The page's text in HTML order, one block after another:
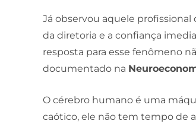
Já observou aquele profissional
da diretoria e a confiança
resposta para esse fenômeno
documentado na
O cérebro humano é uma
caótico, ele não tem tempo de